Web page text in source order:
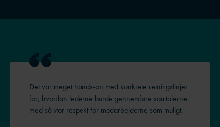
Det var meget hands-on med konkrete retningslinjer
for, hvordan lederne burde gennemføre samtalerne
med så stor respekt for medarbejderne som muligt.